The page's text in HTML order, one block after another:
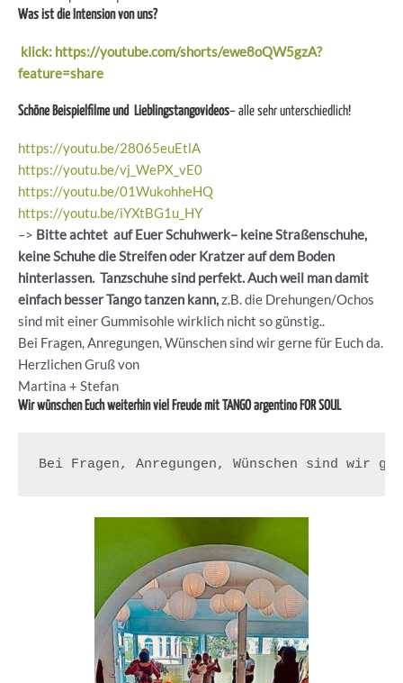
Was ist die Intension von uns?
klick: https://youtube.com/shorts/ewe8oQW5gzA?
feature=share
Schöne Beispielfilme und Lieblingstangovideos– alle sehr unterschiedlich!
https://youtu.be/28065euEtlA
https://youtu.be/vj_WePX_vE0
https://youtu.be/01WukohheHQ
https://youtu.be/iYXtBG1u_HY
–> Bitte achtet auf Euer Schuhwerk– keine Straßenschuhe,
keine Schuhe die Streifen oder Kratzer auf dem Boden
hinterlassen. Tanzschuhe sind perfekt. Auch weil man damit
einfach besser Tango tanzen kann,z.B. die Drehungen/Ochos
sind mit einer Gummisohle wirklich nicht so günstig..
Bei Fragen, Anregungen, Wünschen sind wir gerne für Euch da.
Herzlichen Gruß von
Martina + Stefan
Wir wünschen Euch weiterhin viel Freude mit TANGO argentino FOR SOUL
Bei Fragen, Anregungen, Wünschen sind wir